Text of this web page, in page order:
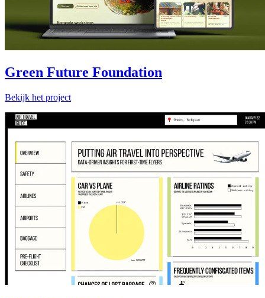
Green Future Foundation
Bekijk het project